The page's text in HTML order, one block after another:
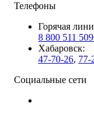
Телефоны
Горячая
8 800 511
Хабаровск:
47-70-26, 77-
Социальные сети